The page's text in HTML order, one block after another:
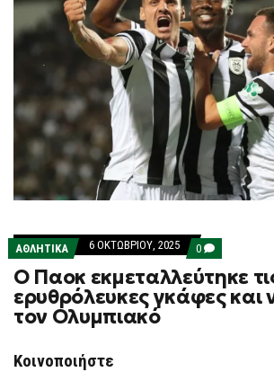
ΑΘΛΗΤΙΚΑ 6 ΟΚΤΩΒΡΊΟΥ, 2025 0 COMMENTS
ON
O
ΠΑΟΚ
O Παοκ εκμεταλλεύτηκε
ερυθρόλευκες γκάφες και
τον Ολυμπιακό
Κοινοποιήστε